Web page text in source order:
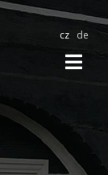
cz de